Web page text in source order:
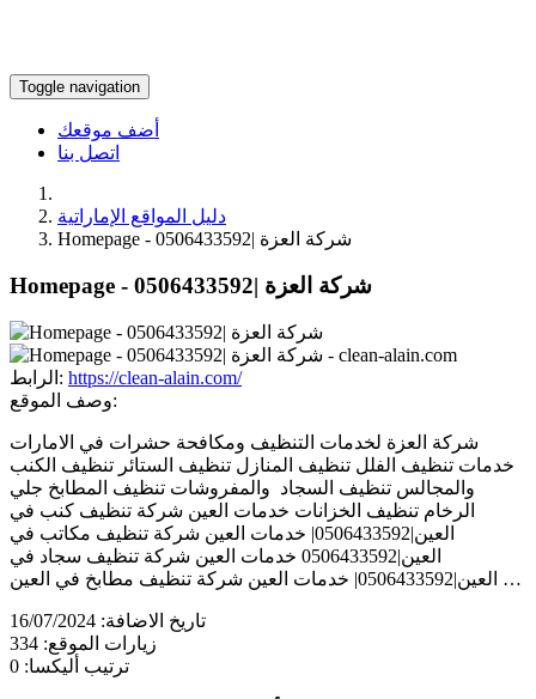
Toggle navigation
أضف موقعك
اتصل بنا
دليل المواقع الإماراتية
Homepage - شركة العزة |0506433592
Homepage - شركة العزة |0506433592
الرابط: https://clean-alain.com/
وصف الموقع:
شركة العزة لخدمات التنظيف ومكافحة حشرات في الامارات
خدمات تنظيف الفلل تنظيف المنازل تنظيف الستائر تنظيف الكنب
والمجالس تنظيف السجاد والمفروشات تنظيف المطابخ جلي
الرخام تنظيف الخزانات خدمات العين شركة تنظيف كنب في
العين|0506433592| خدمات العين شركة تنظيف مكاتب في
العين|0506433592 خدمات العين شركة تنظيف سجاد في
العين|0506433592| خدمات العين شركة تنظيف مطابخ في العين …
تاريخ الاضافة: 16/07/2024
زيارات الموقع: 334
ترتيب أليكسا: 0